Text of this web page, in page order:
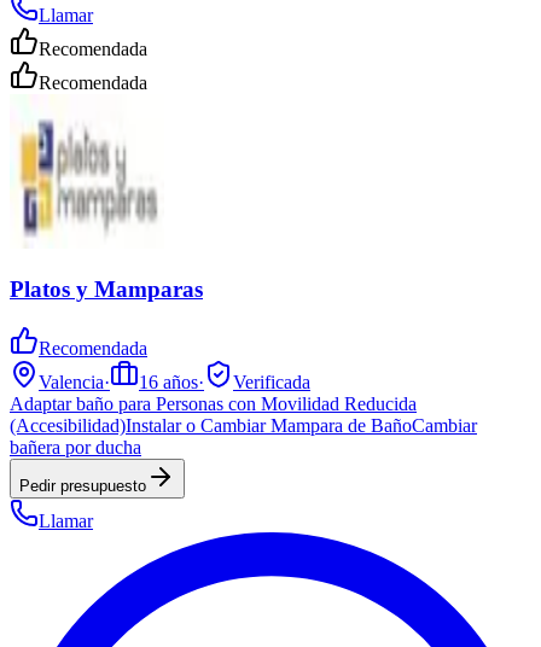
Llamar
Recomendada
Recomendada
Platos y Mamparas
Recomendada
Valencia· 16 años·
Verificada
Adaptar baño para Personas con Movilidad Reducida
(Accesibilidad)Instalar o Cambiar Mampara de BañoCambiar
bañera por ducha
Pedir presupuesto
Llamar